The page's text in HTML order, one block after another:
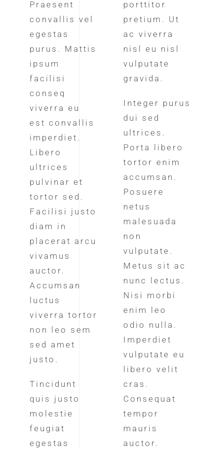
Praesent
convallis vel
egestas
purus. Mattis
ipsum
facilisi
conseq
viverra eu
est convallis
imperdiet.
Libero
ultrices
pulvinar et
tortor sed.
Facilisi justo
diam in
placerat arcu
vivamus
auctor.
Accumsan
luctus
viverra tortor
non leo sem
sed amet
justo.
Tincidunt
quis justo
molestie
feugiat
egestas
porttitor
pretium. Ut
ac viverra
nisl eu nisl
vulputate
gravida.
Integer purus
dui sed
ultrices.
Porta libero
tortor enim
accumsan.
Posuere
netus
malesuada
non
vulputate.
Metus sit ac
nunc lectus.
Nisi morbi
enim leo
odio nulla.
Imperdiet
vulputate eu
libero velit
cras.
Consequat
tempor
mauris
auctor.